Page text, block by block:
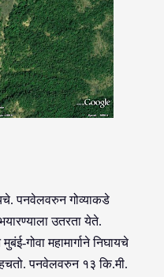
पनवेलवरुन गोव्याकडे
उतरता येते.
मुबंई-गोवा महामार्गाने निघायचे
पनवेलवरुन १३ कि.मी.